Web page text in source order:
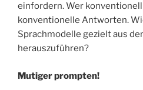
einfordern. Wer
konventionelle Antworten.
Sprachmodelle gezielt aus
herauszuführen?
Mutiger prompten!